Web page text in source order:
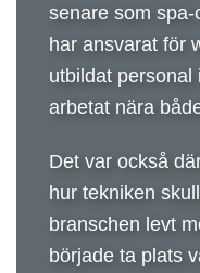
senare som
har ansvarat för
utbildat personal
arbetat nära
Det var också
hur tekniken
branschen levt
började ta plats